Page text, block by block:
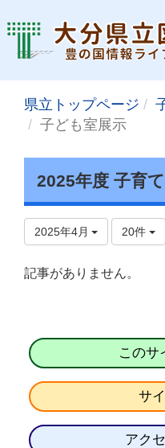
県立トップページ
子ども室展示
2025年度 子育
2025年4月 20件
記事がありません。
このサ
サ
アク